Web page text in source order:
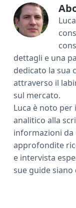
ok
dettagli e una
dedicato la sua
attraverso il
sul mercato.
Luca è noto
analitico alla
informazioni
approfondite
e intervista
sue guide